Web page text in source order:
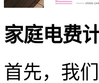
家庭电费
首先，我